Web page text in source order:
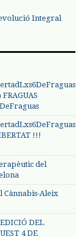
Integral
FRAGUAS
!!!
del
Cànnabis-Aleix
DEL
4 DE